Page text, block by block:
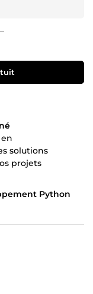
en
solutions
projets
Python
en complexité